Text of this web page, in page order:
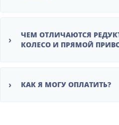
›
ЧЕМ ОТЛИЧАЮТСЯ
КОЛЕСО И ПРЯМОЙ
› КАК Я МОГУ ОПЛАТИТЬ?